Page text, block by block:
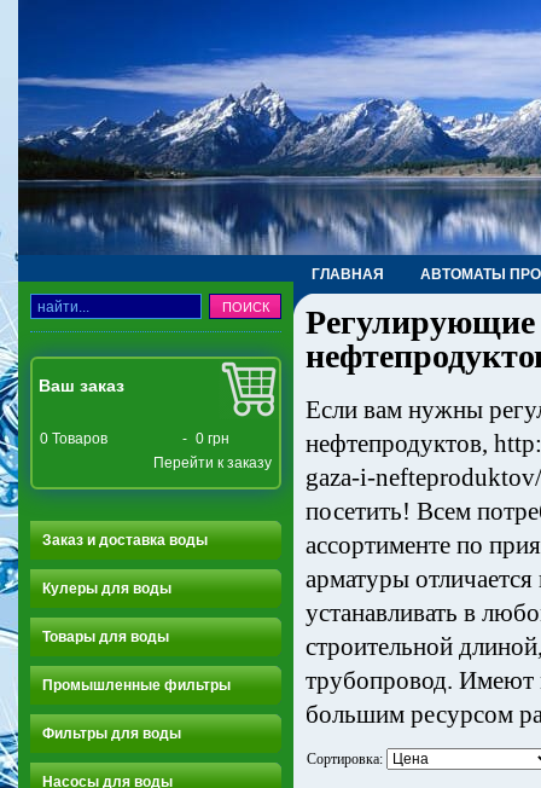
ГЛАВНАЯ АВТОМАТЫ
ТРУБЫ, ФИТИНГИ, КРАНЫ
Ваш заказ
0 Товаров - 0 грн
Перейти к заказу
Заказ и доставка воды
Кулеры для воды
Товары для воды
Промышленные фильтры
Фильтры для воды
Насосы для воды
Регулирующие
Если вам нужны
нефтепродуктов,
gaza-i-
посетить! Всем
ассортименте по
арматуры
устанавливать в
строительной
трубопровод. Имеют
большим ресурсом
Сортировка: